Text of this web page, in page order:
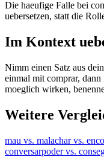
Die haeufige Falle bei
uebersetzen, statt die
Im Kontext
Nimm einen Satz aus
einmal mit comprar, dann
moeglich wirken,
Weitere
mau vs. malachar vs.
conversarpoder vs.